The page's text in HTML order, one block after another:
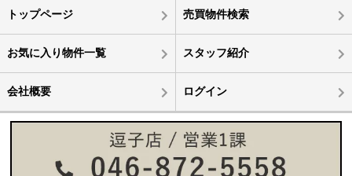
トップページ 売買物件検索
お気に入り物件一覧 スタッフ紹介
会社概要 ログイン